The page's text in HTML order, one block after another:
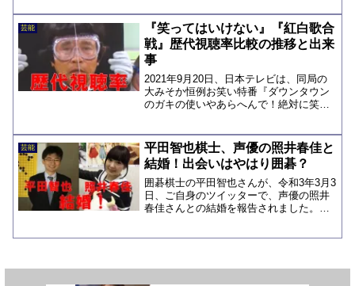
は、月曜レギュラーが決定するなど、今
年も順調...
芸能
『笑ってはいけない』『紅白歌合
戦』歴代視聴率比較の推移と出来
事
2021年9月20日、日本テレビは、同局の
大みそか恒例お笑い特番『ダウンタウン
のガキの使いやあらへんで！絶対に笑っ
時間の生放送で企画する旨を発表しまし
た。『笑...
芸能
平田智也棋士、声優の照井春佳と
結婚！出会いはやはり囲碁？
囲碁棋士の平田智也さんが、令和3年3月3
日、ご自身のツイッターで、声優の照井
春佳さんとの結婚を報告されました。照